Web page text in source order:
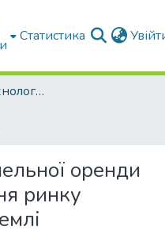
Статистика
Факультет Агротехнологій та екології
оренди
ринку